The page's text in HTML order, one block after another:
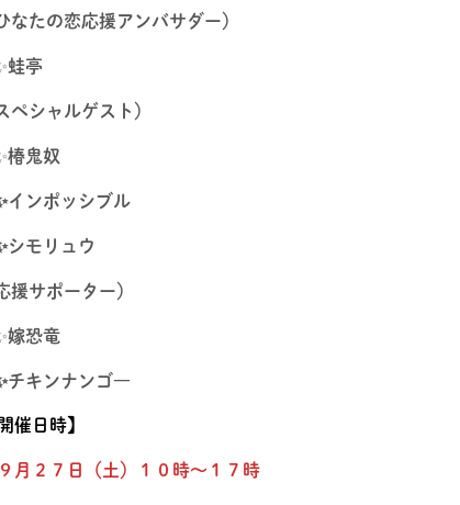
なたの恋応援アンバサダー）
蛙亭
ペシャルゲスト）
椿鬼奴
インポッシブル
シモリュウ
援サポーター）
嫁恐竜
チキンナンゴ―
催日時】
月２７日（土）１０時～１７時